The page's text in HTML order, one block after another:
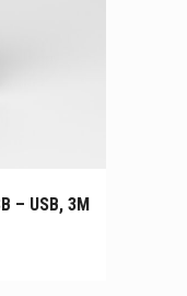
– USB, 3M